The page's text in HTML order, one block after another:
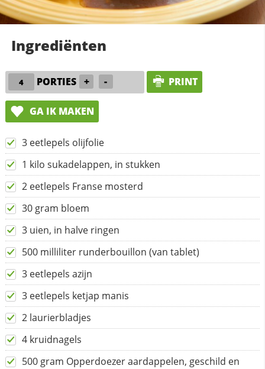
Ingrediënten
PORTIES + - PRINT
GA IK MAKEN
3 eetlepels olijfolie
1 kilo sukadelappen, in stukken
2 eetlepels Franse mosterd
30 gram bloem
3 uien, in halve ringen
500 milliliter runderbouillon (van tablet)
3 eetlepels azijn
3 eetlepels ketjap manis
2 laurierbladjes
4 kruidnagels
500 gram Opperdoezer aardappelen, geschild en